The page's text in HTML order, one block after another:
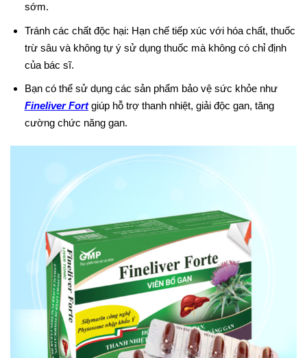
sớm.
Tránh các chất độc hại: Hạn chế tiếp xúc với hóa chất, thuốc
trừ sâu và không tự ý sử dụng thuốc mà không có chỉ định
của bác sĩ.
Bạn có thể sử dụng các sản phẩm bảo vệ sức khỏe như
Fineliver Fortgiúp hỗ trợ thanh nhiệt, giải độc gan, tăng
cường chức năng gan.